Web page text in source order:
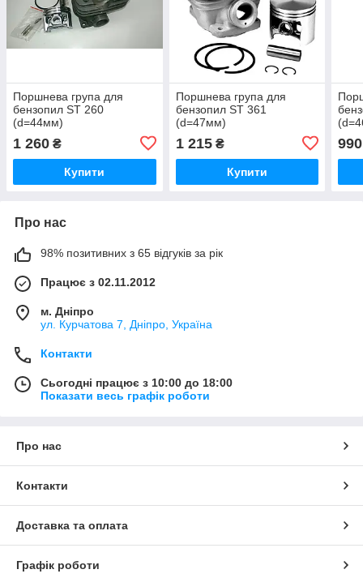
Поршнева група для
бензопил ST 260
(d=44мм)
1 260 ₴
Купити
Поршнева група для
бензопил ST 361
(d=47мм)
1 215₴
Купити
990
Про нас
98% позитивних з 65 відгуків за рік
Працює з 02.11.2012
м. Дніпро
ул. Курчатова 7, Дніпро, Україна
Контакти
Сьогодні працює з 10:00 до 18:00
Показати весь графік роботи
Про нас
Контакти
Доставка та оплата
Графік роботи